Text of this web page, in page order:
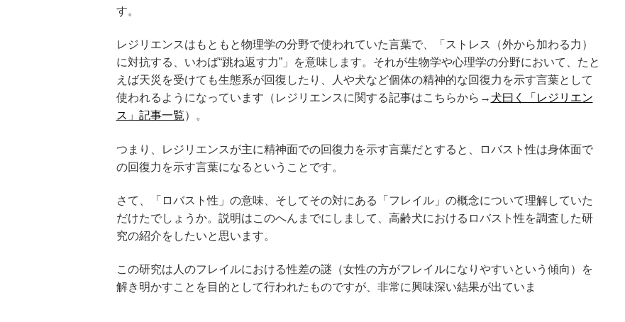
す。
レジリエンスはもともと物理学の分野で使われていた言葉で、「ストレス（外から加わる力）
に対抗する、いわば“跳ね返す力”」を意味します。それが生物学や心理学の分野において、たと
えば天災を受けても生態系が回復したり、人や犬など個体の精神的な回復力を示す言葉として
使われるようになっています（レジリエンスに関する記事はこちらから→ 犬曰く「レジリエン
ス」記事一覧）。
つまり、レジリエンスが主に精神面での回復力を示す言葉だとすると、ロバスト性は身体面で
の回復力を示す言葉になるということです。
さて、「ロバスト性」の意味、そしてその対にある「フレイル」の概念について理解していた
だけたでしょうか。説明はこのへんまでにしまして、高齢犬におけるロバスト性を調査した研
究の紹介をしたいと思います。
この研究は人のフレイルにおける性差の謎（女性の方がフレイルになりやすいという傾向）を
解き明かすことを目的として行われたものですが、非常に興味深い結果が出ていま